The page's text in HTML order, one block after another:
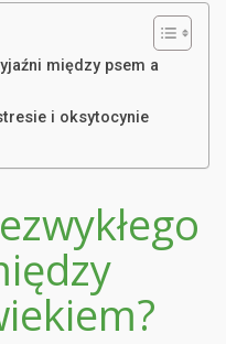
między psem a
i oksytocynie